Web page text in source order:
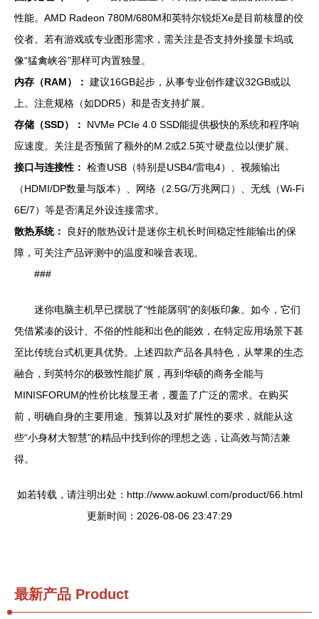
性能。AMD Radeon 780M/680M和英特尔锐炬Xe是目前核显的佼
佼者。若有游戏或专业图形需求，需关注是否支持外接显卡坞或
像“猛禽峡谷”那样可内置独显。
内存（RAM）： 建议16GB起步，从事专业创作建议32GB或以
上。注意规格（如DDR5）和是否支持扩展。
存储（SSD）：
NVMe PCIe 4.0 SSD能提供极快的系统和程序响
应速度。关注是否预留了额外的M.2或2.5英寸硬盘位以便扩展。
接口与连接性： 检查USB（特别是USB4/雷电4）、视频输出
（HDMI/DP数量与版本）、网络（2.5G/万兆网口）、无线（Wi-Fi
6E/7）等是否满足外设连接需求。
散热系统：
良好的散热设计是迷你主机长时间稳定性能输出的保
障，可关注产品评测中的温度和噪音表现。
###
迷你电脑主机早已摆脱了“性能孱弱”的刻板印象。如今，它们
凭借紧凑的设计、不俗的性能和出色的能效，在特定应用场景下甚
至比传统台式机更具优势。上述四款产品各具特色，从苹果的生态
融合，到英特尔的极致性能扩展，再到华硕的商务全能与
MINISFORUM的性价比核显王者，覆盖了广泛的需求。在购买
前，明确自身的主要用途、预算以及对扩展性的要求，就能从这
些“小身材大智慧”的精品中找到你的理想之选，让高效与简洁兼
得。
如若转载，请注明出处：http://www.aokuwl.com/product/66.html
更新时间：2026-08-06 23:47:29
最新产品 Product